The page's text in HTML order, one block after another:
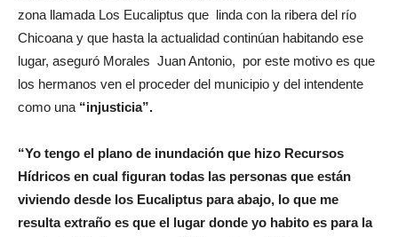
zona llamada Los Eucaliptus que linda con la ribera del río
Chicoana y que hasta la actualidad continúan habitando ese
lugar, aseguró Morales Juan Antonio, por este motivo es que
los hermanos ven el proceder del municipio y del intendente
como una “injusticia”.
“Yo tengo el plano de inundación que hizo Recursos
Hídricos en cual figuran todas las personas que están
viviendo desde los Eucaliptus para abajo, lo que me
resulta extraño es que el lugar donde yo habito es para la